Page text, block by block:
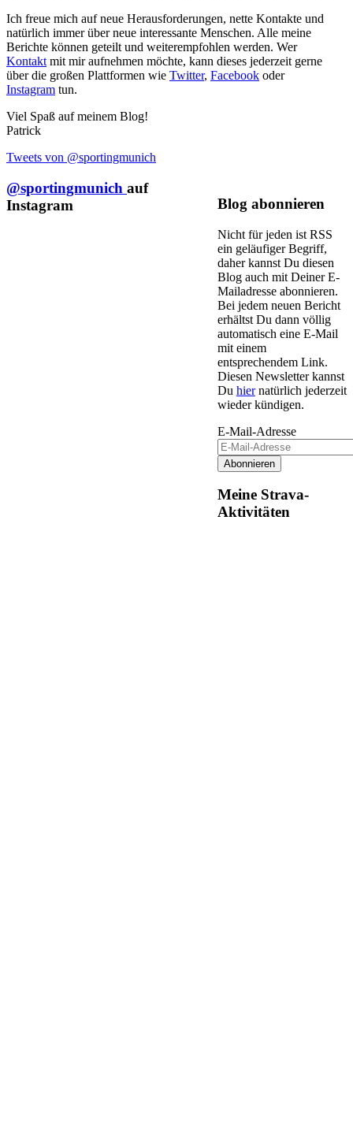
Ich freue mich auf neue Herausforderungen, nette Kontakte und
natürlich immer über neue interessante Menschen. Alle meine
Berichte können geteilt und weiterempfohlen werden. Wer
Kontakt mit mir aufnehmen möchte, kann dieses jederzeit gerne
über die großen Plattformen wie Twitter, Facebook oder
Instagram tun.
Viel Spaß auf meinem Blog!
Patrick
Tweets von @sportingmunich
Blog abonnieren
Nicht für jeden ist RSS
ein geläufiger Begriff,
daher kannst Du diesen
Blog auch mit Deiner E-
Mailadresse abonnieren.
Bei jedem neuen Bericht
erhältst Du dann völlig
automatisch eine E-Mail
mit einem
entsprechendem Link.
Diesen Newsletter kannst
Du hiernatürlich jederzeit
wieder kündigen.
E-Mail-Adresse
Meine Strava-
Aktivitäten
@sportingmunich auf
Instagram